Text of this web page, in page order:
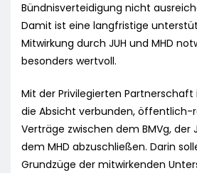
Bündnisverteidigung nicht
Damit ist eine langfristige
Mitwirkung durch JUH und MHD
besonders wertvoll.
Mit der Privilegierten Partnerschaft
die Absicht verbunden, öffentlich-
Verträge zwischen dem BMVg, der
dem MHD abzuschließen. Darin
Grundzüge der mitwirkenden